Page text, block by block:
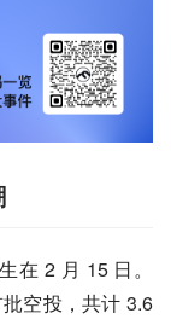
在 2 月 15 日。
空投，共计 3.6